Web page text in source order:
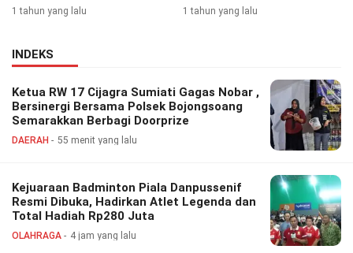
1 tahun yang lalu 1 tahun yang lalu
INDEKS
Ketua RW 17 Cijagra Sumiati Gagas Nobar ,
Bersinergi Bersama Polsek Bojongsoang
Semarakkan Berbagi Doorprize
DAERAH 55 menit yang lalu
Kejuaraan Badminton Piala Danpussenif
Resmi Dibuka, Hadirkan Atlet Legenda dan
Total Hadiah Rp280 Juta
OLAHRAGA 4 jam yang lalu